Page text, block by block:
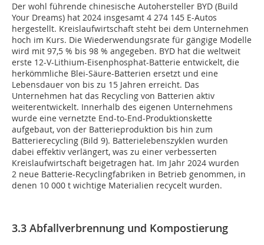
Der wohl führende chinesische Autohersteller BYD (Build
Your Dreams) hat 2024 insgesamt 4 274 145 E-Autos
hergestellt. Kreislaufwirtschaft steht bei dem Unternehmen
hoch im Kurs. Die Wiederwendungsrate für gängige Modelle
wird mit 97,5 % bis 98 % angegeben. BYD hat die weltweit
erste 12-V-Lithium-Eisenphosphat-Batterie entwickelt, die
herkömmliche Blei-Säure-Batterien ersetzt und eine
Lebensdauer von bis zu 15 Jahren erreicht. Das
Unternehmen hat das Recycling von Batterien aktiv
weiterentwickelt. Innerhalb des eigenen Unternehmens
wurde eine vernetzte End-to-End-Produktionskette
aufgebaut, von der Batterieproduktion bis hin zum
Batterierecycling (Bild 9). Batterielebenszyklen wurden
dabei effektiv verlängert, was zu einer verbesserten
Kreislaufwirtschaft beigetragen hat. Im Jahr 2024 wurden
2 neue Batterie-Recyclingfabriken in Betrieb genommen, in
denen 10 000 t wichtige Materialien recycelt wurden.
3.3 Abfallverbrennung und Kompostierung